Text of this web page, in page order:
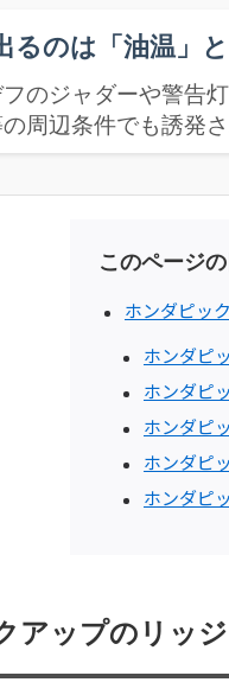
るのは「油温」
のジャダーや警告
の周辺条件でも誘発
このページ
ホンダピッ
ホンダピ
ホンダピ
ホンダピ
ホンダピ
ホンダピ
アップのリッ